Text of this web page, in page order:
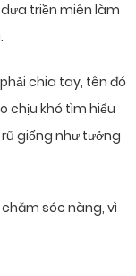
triền miên làm
chia tay, tên đó
chịu khó tìm hiểu
giống như tưởng
sóc nàng, vì